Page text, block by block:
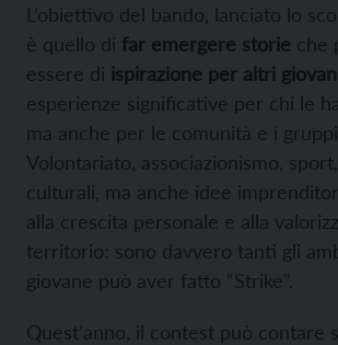
L’obiettivo del bando, lanciato lo
è quello di far emergere storie che
essere di ispirazione per altri
esperienze significative per chi le
ma anche per le comunità e i
Volontariato, associazionismo,
culturali, ma anche idee
alla crescita personale e alla
territorio: sono davvero tanti gli
giovane può aver fatto “Strike”.
Quest’anno, il contest può contare